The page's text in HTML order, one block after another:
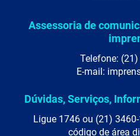
Assessoria de
Telefone:
E-mail:
Dúvidas, Serviços,
Ligue 1746 ou (21)
código de área